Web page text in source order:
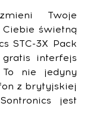
Twoje
świetną
STC-3X Pack
interfejs
To nie jedyny
z brytyjskiej
jest